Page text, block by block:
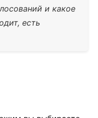
и какое
есть